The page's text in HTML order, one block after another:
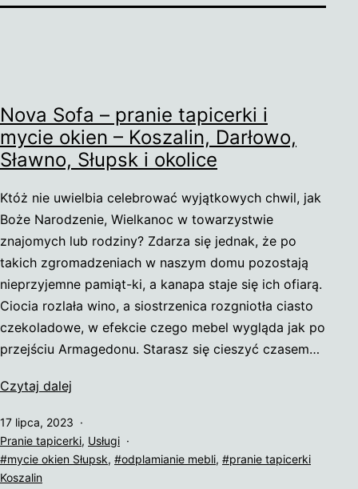
Nova Sofa – pranie tapicerki i
mycie okien – Koszalin, Darłowo,
Sławno, Słupsk i okolice
Któż nie uwielbia celebrować wyjątkowych chwil, jak
Boże Narodzenie, Wielkanoc w towarzystwie
znajomych lub rodziny? Zdarza się jednak, że po
takich zgromadzeniach w naszym domu pozostają
nieprzyjemne pamiąt-ki, a kanapa staje się ich ofiarą.
Ciocia rozlała wino, a siostrzenica rozgniotła ciasto
czekoladowe, w efekcie czego mebel wygląda jak po
przejściu Armagedonu. Starasz się cieszyć czasem…
Czytaj dalej
–
pranie
tapicerki
Opublikowano
17 lipca, 2023
Umieszczono
w
kategoriach:
Pranie tapicerki, Usługi
Tagi
mycie okien Słupsk, odplamianie mebli,
pranie tapicerki
Koszalin